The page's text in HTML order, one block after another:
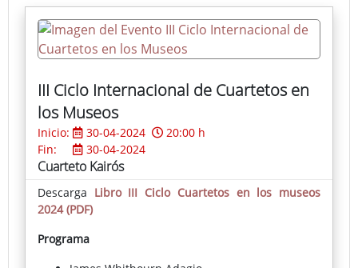
último Rosetti, el único que aparentemente carece
de habilidades circenses…
III Ciclo Internacional de Cuartetos en
los Museos
Inicio: 30-04-2024
20:00 h
Fin:
30-04-2024
Cuarteto Kairós
Descarga Libro III Ciclo Cuartetos en los museos
2024 (PDF)
Programa